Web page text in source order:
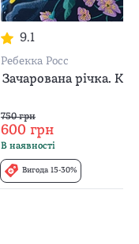
9.1
Ребекка Росс
Зачарована річка.
750грн
600грн
В наявності
Вигода 15-30%